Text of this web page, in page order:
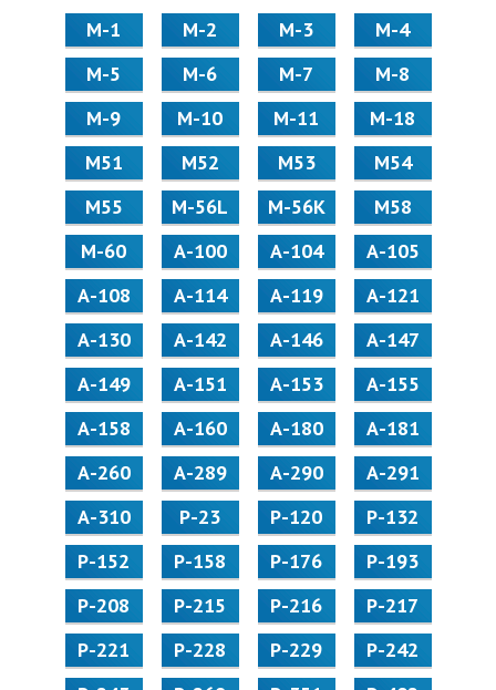
М-1 М-2 М-3
М-4
М-5
М-6 М-7
М-8
М-9
М-10 М-11
М-18
М51
М52 М53
М54
М55
M-56L M-56K
М58
M-60
А-100 А-104
А-105
А-108
А-114 А-119
А-121
А-130
А-142 А-146
А-147
А-149
А-151 А-153
А-155
А-158
А-160 А-180
А-181
А-260
А-289 А-290
А-291
А-310
Р-23 Р-120
Р-132
Р-152
Р-158 Р-176
Р-193
Р-208
Р-215 Р-216
Р-217
Р-221
Р-228 Р-229
Р-242